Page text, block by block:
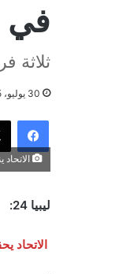
في
ثلاثة فرق
30 يوليو، 2025
ليبيا 24:
الاتحاد